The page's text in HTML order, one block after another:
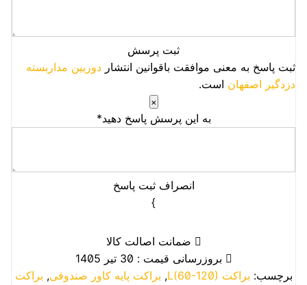
ثبت پرسش
ثبت پاسخ به معنی موافقت باقوانین انتشار دوربین مداربسته
دزدگیر اصفهان است.
×
به این پرسش پاسخ دهید*
انصراف ثبت پاسخ
}
ضمانت اصالت کالا
بروزرسانی قیمت : 30 تیر 1405
برچسب: براکت L(60-120) , براکت پایه کاور صندوقی, براکت